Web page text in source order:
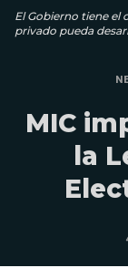
El Gobierno tiene el
privado pueda
MIC
la